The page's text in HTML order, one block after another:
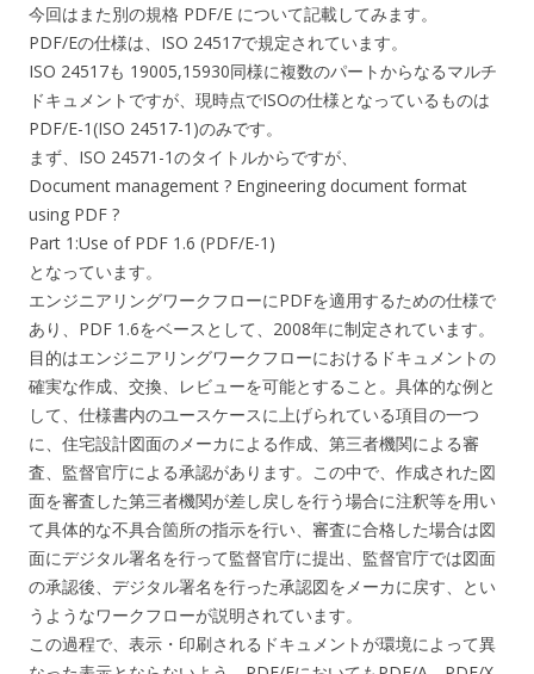
今回はまた別の規格 PDF/E について記載してみます。
PDF/Eの仕様は、ISO 24517で規定されています。
ISO 24517も 19005,15930同様に複数のパートからなるマルチ
ドキュメントですが、現時点でISOの仕様となっているものは
PDF/E-1(ISO 24517-1)のみです。
まず、ISO 24571-1のタイトルからですが、
Document management ? Engineering document format
using PDF ?
Part 1:Use of PDF 1.6 (PDF/E-1)
となっています。
エンジニアリングワークフローにPDFを適用するための仕様で
あり、PDF 1.6をベースとして、2008年に制定されています。
目的はエンジニアリングワークフローにおけるドキュメントの
確実な作成、交換、レビューを可能とすること。具体的な例と
して、仕様書内のユースケースに上げられている項目の一つ
に、住宅設計図面のメーカによる作成、第三者機関による審
査、監督官庁による承認があります。この中で、作成された図
面を審査した第三者機関が差し戻しを行う場合に注釈等を用い
て具体的な不具合箇所の指示を行い、審査に合格した場合は図
面にデジタル署名を行って監督官庁に提出、監督官庁では図面
の承認後、デジタル署名を行った承認図をメーカに戻す、とい
うようなワークフローが説明されています。
この過程で、表示・印刷されるドキュメントが環境によって異